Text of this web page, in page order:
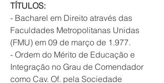
TÍTULOS:
- Bacharel em Direito através das
Faculdades Metropolitanas Unidas
(FMU) em 09 de março de 1.977.
- Ordem do Mérito de Educação e
Integração no Grau de Comendador
como Cav. Of. pela Sociedade